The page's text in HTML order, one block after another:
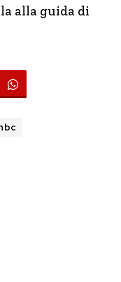
alla guida di